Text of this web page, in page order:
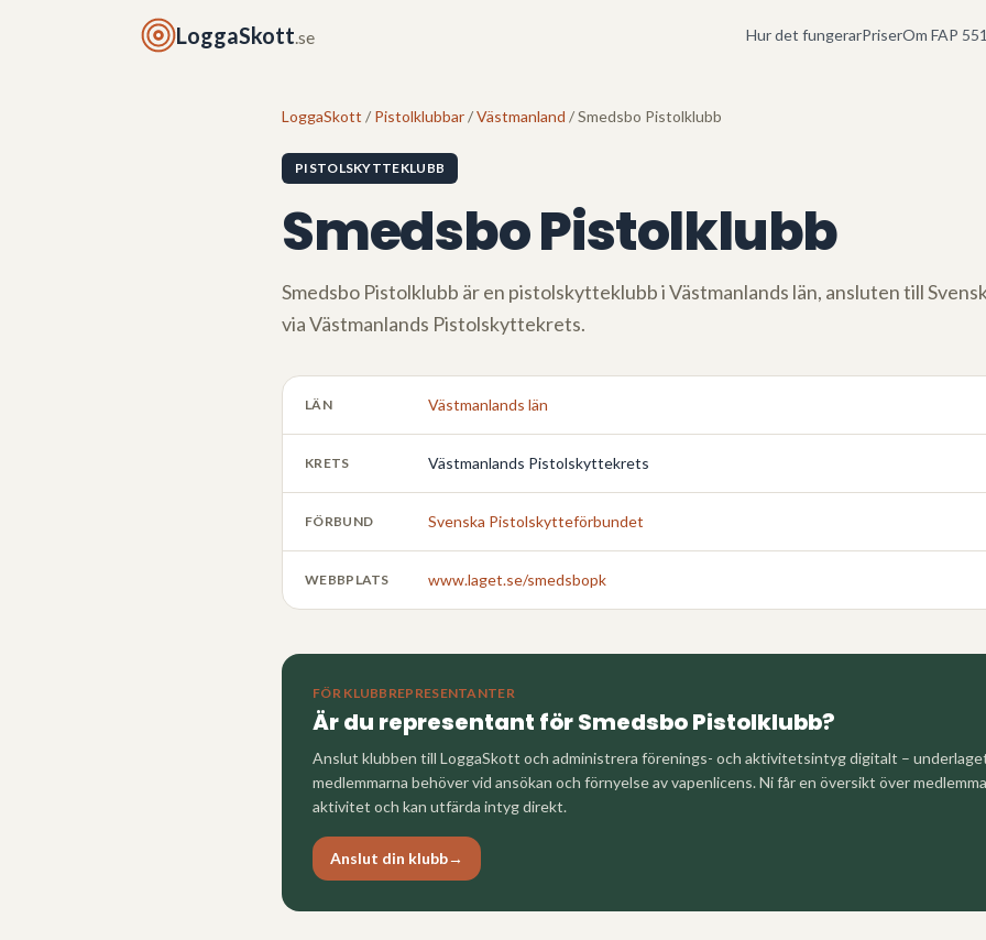
LoggaSkott.se Hur det fungerarPriserOm FAP
LoggaSkott / Pistolklubbar/Västmanland / Smedsbo Pistolklubb
PISTOLSKYTTEKLUBB
Smedsbo Pistolklubb
Smedsbo Pistolklubb är en pistolskytteklubb iVästmanlands län, ansluten till
viaVästmanlands Pistolskyttekrets.
LÄN Västmanlands län
KRETS Västmanlands Pistolskyttekrets
FÖRBUND Svenska Pistolskytteförbundet
WEBBPLATS www.laget.se/smedsbopk
FÖR KLUBBREPRESENTANTER
Är du representant förSmedsbo Pistolklubb?
Anslut klubben till LoggaSkott och administrera förenings- och aktivitetsintyg digitalt –
medlemmarna behöver vid ansökan och förnyelse av vapenlicens. Ni får en översikt över
aktivitet och kan utfärda intyg direkt.
Anslut din klubb→